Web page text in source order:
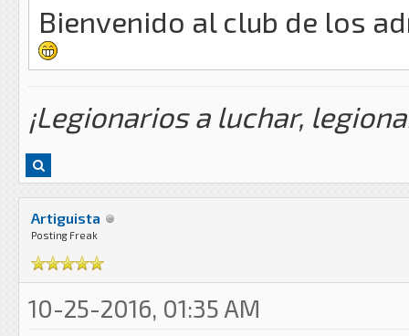
Bienvenido al club de los
¡Legionarios a luchar,
Artiguista
Posting Freak
10-25-2016, 01:35 AM